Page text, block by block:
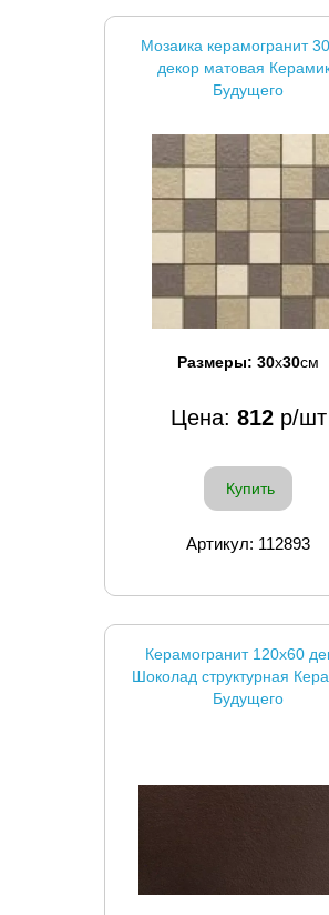
Мозаика керамогранит
декор матовая
Будущего
Размеры: 30x30см
Цена: 812р/шт
Купить
Артикул: 112893
Керамогранит 120x60
Шоколад структурная
Будущего